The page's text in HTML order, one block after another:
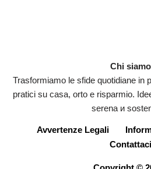
Chi siamo
Trasformiamo le sfide quotidiane in
pratici su casa, orto e risparmio.
serena и
Avvertenze Legali
Contattaci